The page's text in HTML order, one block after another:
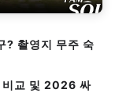
? 촬영지 무주 숙
비교 및 2026 싸